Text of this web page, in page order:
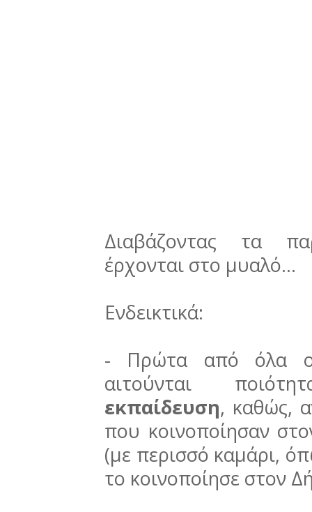
Διαβάζοντας τα
έρχονται στο μυαλό...
Ενδεικτικά:
- Πρώτα από όλα
αιτούνται
εκπαίδευση, καθώς,
που κοινοποίησαν
(με περισσό καμάρι,
το κοινοποίησε στον